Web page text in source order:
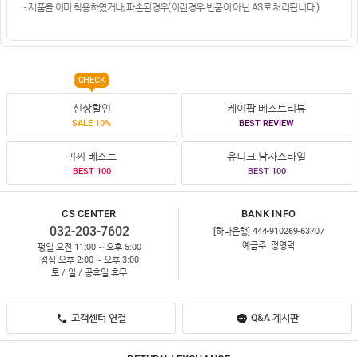
- 제품을 이미 착용하였거나, 파손된경우(이런경우 반품이 아닌 AS로 처리됩니다.)
신상할인
SALE 10%
CHECK
케이팝 베스트리뷰
BEST REVIEW
귀찌 베스트
BEST 100
유니크.남자스타일
BEST 100
CS CENTER
032-203-7602
평일 오전 11:00 ~ 오후 5:00
점심 오후 2:00 ~ 오후 3:00
토 / 일 / 공휴일 휴무
BANK INFO
[하나은행] 444-910269-63707
예금주: 정영덕
고객센터 연결 Q&A 게시판